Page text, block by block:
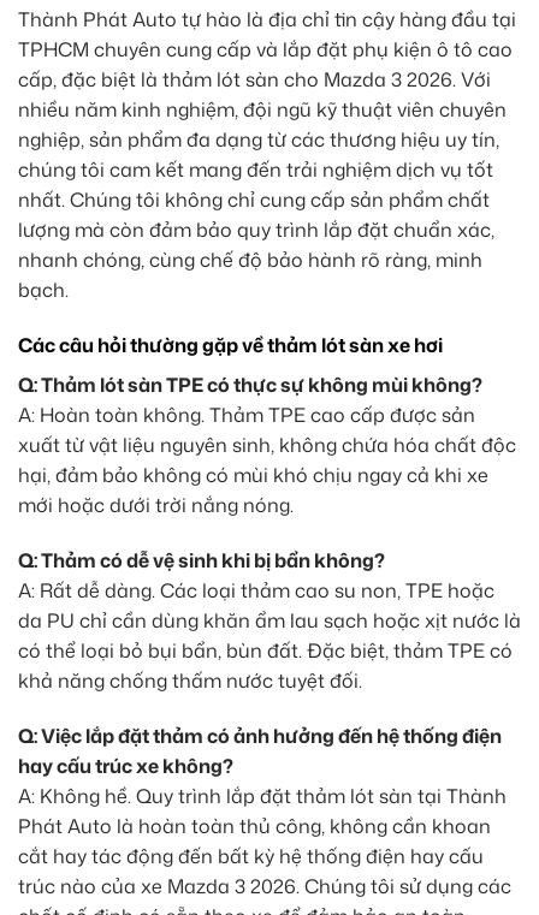
Thành Phát Auto tự hào là địa chỉ tin cậy hàng đầu tại
TPHCM chuyên cung cấp và lắp đặt phụ kiện ô tô cao
cấp, đặc biệt là thảm lót sàn cho Mazda 3 2026. Với
nhiều năm kinh nghiệm, đội ngũ kỹ thuật viên chuyên
nghiệp, sản phẩm đa dạng từ các thương hiệu uy tín,
chúng tôi cam kết mang đến trải nghiệm dịch vụ tốt
nhất. Chúng tôi không chỉ cung cấp sản phẩm chất
lượng mà còn đảm bảo quy trình lắp đặt chuẩn xác,
nhanh chóng, cùng chế độ bảo hành rõ ràng, minh
bạch.
Các câu hỏi thường gặp về thảm lót sàn xe hơi
Q: Thảm lót sàn TPE có thực sự không mùi không?
A: Hoàn toàn không. Thảm TPE cao cấp được sản
xuất từ vật liệu nguyên sinh, không chứa hóa chất độc
hại, đảm bảo không có mùi khó chịu ngay cả khi xe
mới hoặc dưới trời nắng nóng.
Q: Thảm có dễ vệ sinh khi bị bẩn không?
A: Rất dễ dàng. Các loại thảm cao su non, TPE hoặc
da PU chỉ cần dùng khăn ẩm lau sạch hoặc xịt nước là
có thể loại bỏ bụi bẩn, bùn đất. Đặc biệt, thảm TPE có
khả năng chống thấm nước tuyệt đối.
Q: Việc lắp đặt thảm có ảnh hưởng đến hệ thống điện
hay cấu trúc xe không?
A: Không hề. Quy trình lắp đặt thảm lót sàn tại Thành
Phát Auto là hoàn toàn thủ công, không cần khoan
cắt hay tác động đến bất kỳ hệ thống điện hay cấu
trúc nào của xe Mazda 3 2026. Chúng tôi sử dụng các